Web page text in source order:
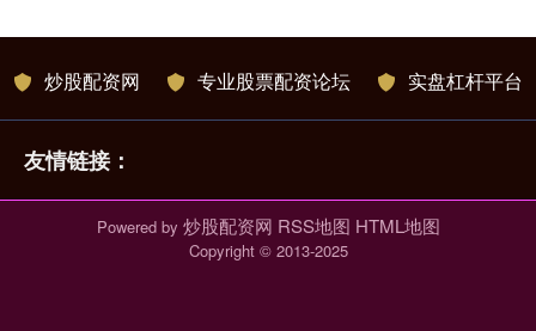
炒股配资网 专业股票配资论坛 实盘杠杆平台
友情链接：
Powered by 炒股配资网 RSS地图 HTML地图
Copyright © 2013-2025